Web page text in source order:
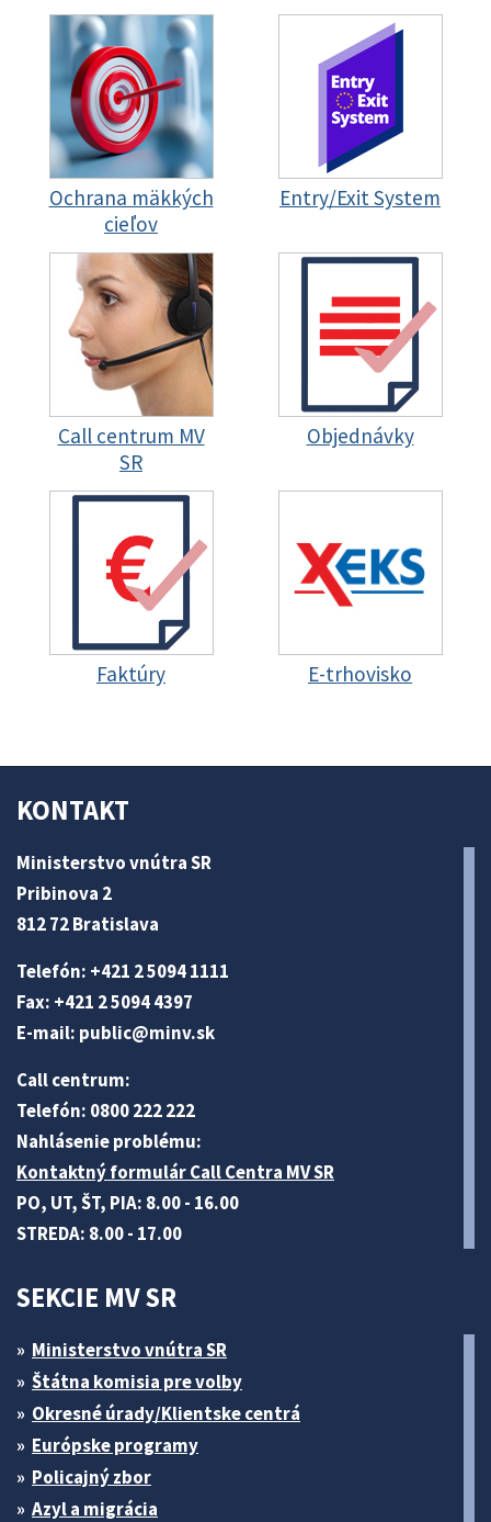
Ochrana mäkkých
cieľov
Entry/Exit System
Call centrum MV
SR
Objednávky
Faktúry E-trhovisko
KONTAKT
Ministerstvo vnútra SR
Pribinova 2
812 72 Bratislava
Telefón: +421 2 5094 1111
Fax: +421 2 5094 4397
E-mail: public@minv.sk
Call centrum:
Telefón: 0800 222 222
Nahlásenie problému:
Kontaktný formulár Call Centra MV SR
PO, UT, ŠT, PIA: 8.00 - 16.00
STREDA: 8.00 - 17.00
SEKCIE MV SR
Ministerstvo vnútra SR
Štátna komisia pre volby
Okresné úrady/Klientske centrá
Európske programy
Policajný zbor
Azyl a migrácia